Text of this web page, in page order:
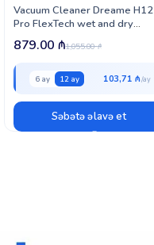
Vacuum Cleaner Dreame H12
Pro FlexTech wet and dry
Vacuum Cleaner (HHR44A)
1,055.00₼
879.00 ₼
6 ay 12 ay 103,71 ₼
Səbətə əlavə et